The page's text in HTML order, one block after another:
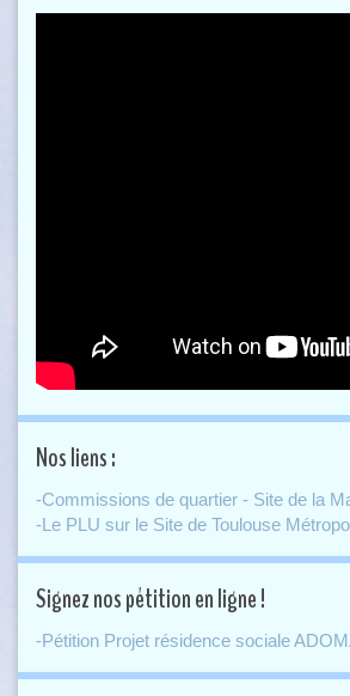
Nos liens :
-Commissions de quartier - Site de la
-Le PLU sur le Site de Toulouse
Signez nos pétition en ligne !
-Pétition Projet résidence sociale